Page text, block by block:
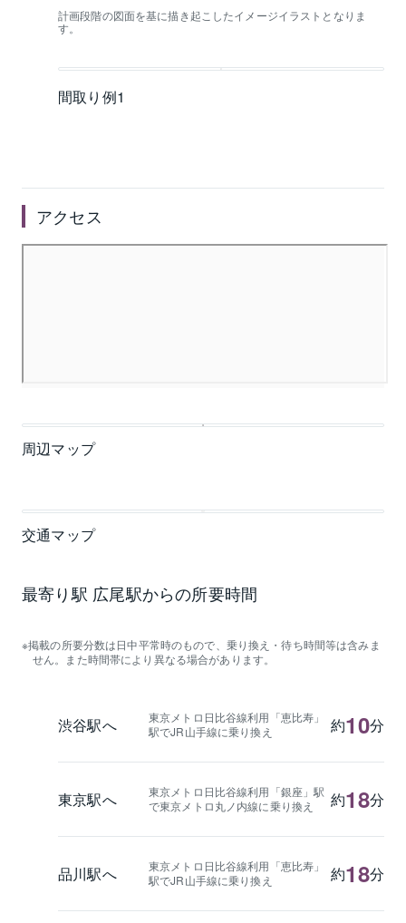
計画段階の図面を基に描き起こしたイメージイラストとなりま
す。
間取り例1
アクセス
周辺マップ
交通マップ
最寄り駅 広尾駅からの所要時間
掲載の所要分数は日中平常時のもので、乗り換え・待ち時間等は含みま
せん。また時間帯により異なる場合があります。
渋谷駅へ
東京メトロ日比谷線利用「恵比寿」
駅でJR山手線に乗り換え
約10分
東京駅へ
東京メトロ日比谷線利用「銀座」駅
で東京メトロ丸ノ内線に乗り換え
約18分
品川駅へ
東京メトロ日比谷線利用「恵比寿」
駅でJR山手線に乗り換え
約18分